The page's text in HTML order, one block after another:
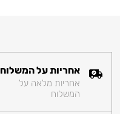
אחריות על המשלוח
אחריות מלאה על
המשלוח